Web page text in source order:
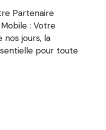
Partenaire
: Votre
nos jours, la
pour toute